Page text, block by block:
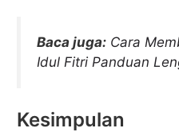
Baca juga: Cara
Idul Fitri Panduan
Kesimpulan